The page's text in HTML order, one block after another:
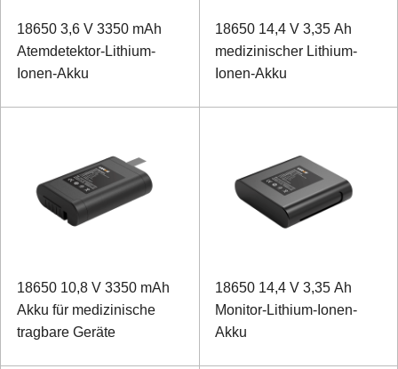
18650 3,6 V 3350 mAh
Atemdetektor-Lithium-
Ionen-Akku
18650 14,4 V 3,35 Ah
medizinischer Lithium-
Ionen-Akku
18650 10,8 V 3350 mAh
Akku für medizinische
tragbare Geräte
18650 14,4 V 3,35 Ah
Monitor-Lithium-Ionen-
Akku